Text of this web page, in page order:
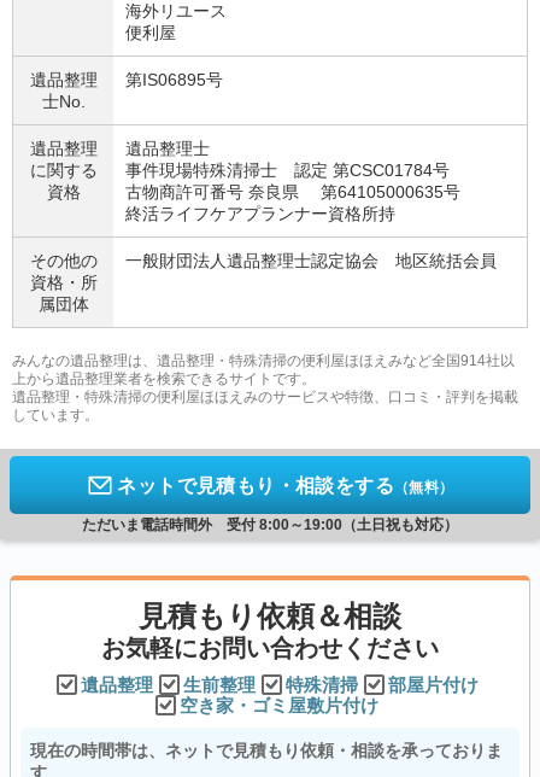
海外リユース
便利屋
遺品整理
士No.
第IS06895号
遺品整理
に関する
資格
遺品整理士
事件現場特殊清掃士 認定 第CSC01784号
古物商許可番号 奈良県 第64105000635号
終活ライフケアプランナー資格所持
その他の
資格・ 所
属団体
一般財団法人遺品整理士認定協会 地区統括会員
みんなの遺品整理は、遺品整理・特殊清掃の便利屋ほほえみなど全国914社以
上から遺品整理業者を検索できるサイトです。
遺品整理・特殊清掃の便利屋ほほえみのサービスや特徴、口コミ・評判を掲載
しています。
ネットで見積もり・相談をする （無料）
ただいま電話時間外 受付 8:00～19:00（土日祝も対応）
見積もり依頼＆相談
お気軽にお問い合わせください
遺品整理 生前整理 特殊清掃
部屋片付け
空き家・ゴミ屋敷片付け
現在の時間帯は、ネットで見積もり依頼・相談を承っておりま
す